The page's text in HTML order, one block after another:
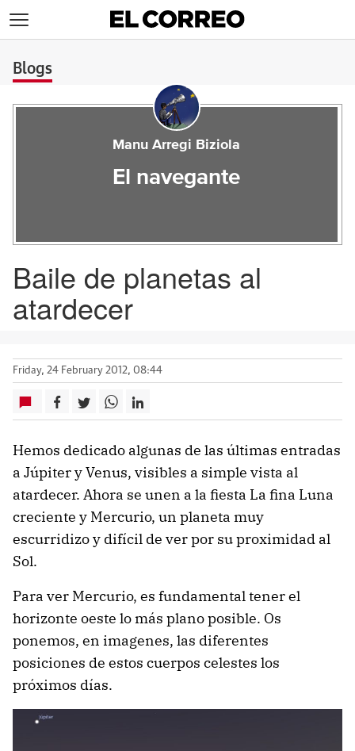
Blogs
Manu Arregi Biziola
El navegante
Baile de planetas al
atardecer
Friday, 24 February 2012, 08:44
Hemos dedicado algunas de las últimas entradas
a Júpiter y Venus, visibles a simple vista al
atardecer. Ahora se unen a la fiesta La fina Luna
creciente y Mercurio, un planeta muy
escurridizo y difícil de ver por su proximidad al
Sol.
Para ver Mercurio, es fundamental tener el
horizonte oeste lo más plano posible. Os
ponemos, en imagenes, las diferentes
posiciones de estos cuerpos celestes los
próximos días.